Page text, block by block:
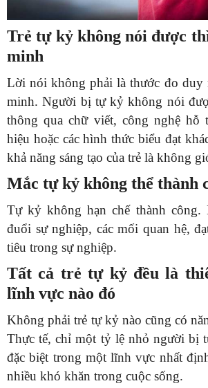
Trẻ tự kỷ không nói được
minh
Lời nói không phải là thước đo duy
minh. Người bị tự kỷ không nói
thông qua chữ viết, công nghệ
hiệu hoặc các hình thức biểu đạt
khả năng sáng tạo của trẻ là không
Mắc tự kỷ không thể thành
Tự kỷ không hạn chế thành công.
đuổi sự nghiệp, các mối quan hệ,
tiêu trong sự nghiệp.
Tất cả trẻ tự kỷ đều là
lĩnh vực nào đó
Không phải trẻ tự kỷ nào cũng có
Thực tế, chỉ một tỷ lệ nhỏ người bị
đặc biệt trong một lĩnh vực nhất
nhiều khó khăn trong cuộc sống.